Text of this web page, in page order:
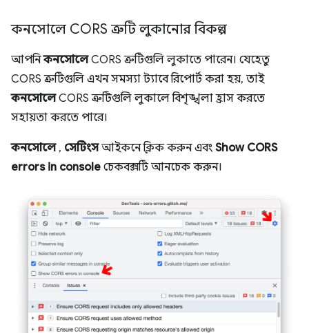
কনসোলে CORS ত্রুটি লুকানোর বিকল্প
আপনিকনসোলেCORS ত্রুটিগুলি লুকাতে পারেন। যেহেতু
CORS ত্রুটিগুলি এখন সমস্যা ট্যাবে রিপোর্ট করা হয়, তাই
কনসোলেCORS ত্রুটিগুলি লুকালে বিশৃঙ্খলা হ্রাস করতে
সহায়তা করতে পারে।
কনসোলে, সেটিংসআইকনে ক্লিক করুন এবং Show CORS
errors in console চেকবক্সটি আনচেক করুন।